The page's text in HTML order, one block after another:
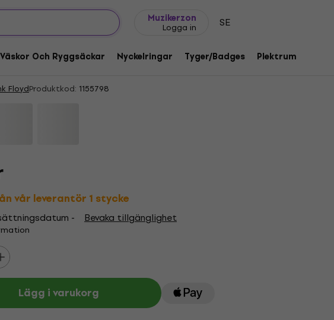
Muzikerzon
Logga in SE
Väskor Och Ryggsäckar Nyckelringar Tyger/Badges Plektrum
Dark Side of the Moon Pink Splatter Black L
FloydProduktkod: 1155798
vår leverantör 1 stycke
- Bevaka tillgänglighet
Lägg i varukorg